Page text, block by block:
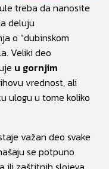
treba da nanosite
deluju
o “dubinskom
Veliki deo
u gornjim
vrednost, ali
ulogu u tome koliko
važan deo svake
se potpuno